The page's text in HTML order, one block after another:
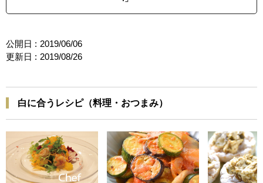
公開日 : 2019/06/06
更新日 : 2019/08/26
白に合うレシピ（料理・おつまみ）